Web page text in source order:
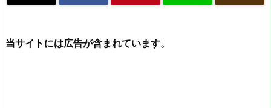
当サイトには広告が含まれています。